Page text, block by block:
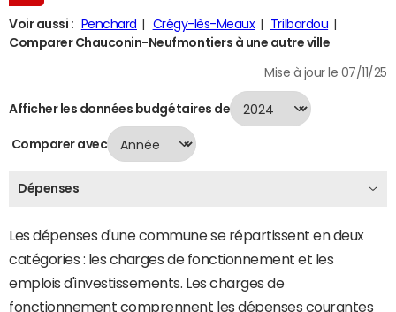
Voir aussi : Penchard Crégy-lès-Meaux
Trilbardou
Comparer Chauconin-Neufmontiers à une autre ville
Mise à jour le 07/11/25
Afficher les données budgétaires de
Comparer avec
Dépenses
Les dépenses d'une commune se répartissent en deux
catégories : les charges de fonctionnement et les
emplois d'investissements. Les charges de
fonctionnement comprennent les dépenses courantes